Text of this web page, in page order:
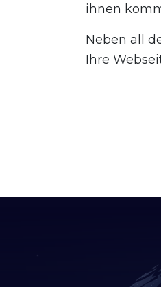
ihnen
Neben all
Ihre